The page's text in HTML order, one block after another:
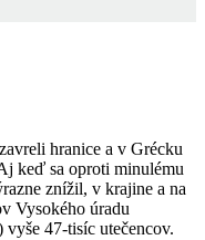
hranice a v Grécku
keď sa oproti minulému
znížil, v krajine a na
Vysokého úradu
47-tisíc utečencov.